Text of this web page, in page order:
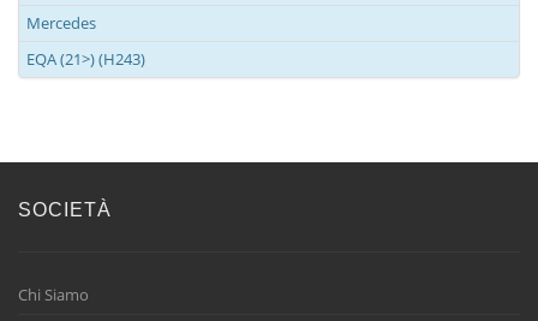
Mercedes
EQA (21>) (H243)
SOCIETÀ
Chi Siamo